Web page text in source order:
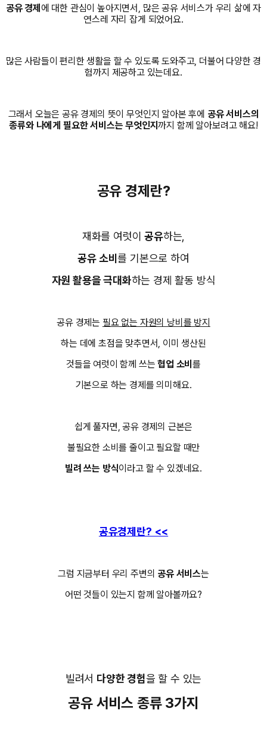
공유 경제 에 대한 관심이 높아지면서, 많은 공유 서비스가 우리 삶에 자
연스레 자리 잡게 되었어요.
많은 사람들이 편리한 생활을 할 수 있도록 도와주고, 더불어 다양한 경
험까지 제공하고 있는데요.
그래서 오늘은 공유 경제의 뜻이 무엇인지 알아본 후에 공유 서비스의
종류와 나에게 필요한 서비스는 무엇인지까지 함께 알아보려고 해요!
공유 경제란?
재화를 여럿이공유하는,
공유 소비를 기본으로 하여
자원 활용을 극대화하는 경제 활동 방식
공유 경제는 ​ 필요 없는 자원의 낭비를 방지
하는 데에 초점을 맞추면서, 이미 생산된
것들을 여럿이 함께 쓰는협업 소비를
기본으로 하는 경제를 의미해요.
쉽게 풀자면, 공유 경제의 근본은
불필요한 소비를 줄이고 필요할 때만
빌려 쓰는 방식이라고 할 수 있겠네요.
공유경제란? <<
그럼 지금부터 우리 주변의 공유 서비스는
어떤 것들이 있는지 함께 알아볼까요?
빌려서 다양한 경험을 할 수 있는
공유 서비스 종류 3가지